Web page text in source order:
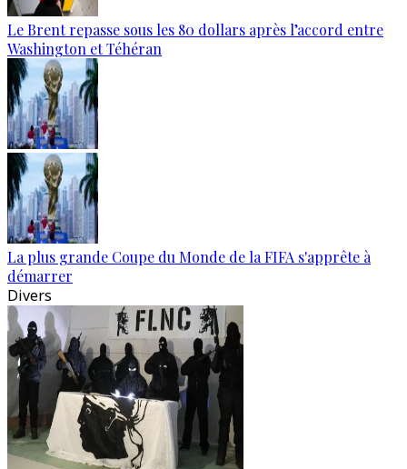
Le Brent repasse sous les 80 dollars après l’accord entre
Washington et Téhéran
La plus grande Coupe du Monde de la FIFA s'apprête à
démarrer
Divers